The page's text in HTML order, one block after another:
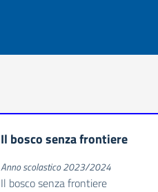
Il bosco senza frontiere
Anno scolastico 2023/2024
Il bosco senza frontiere